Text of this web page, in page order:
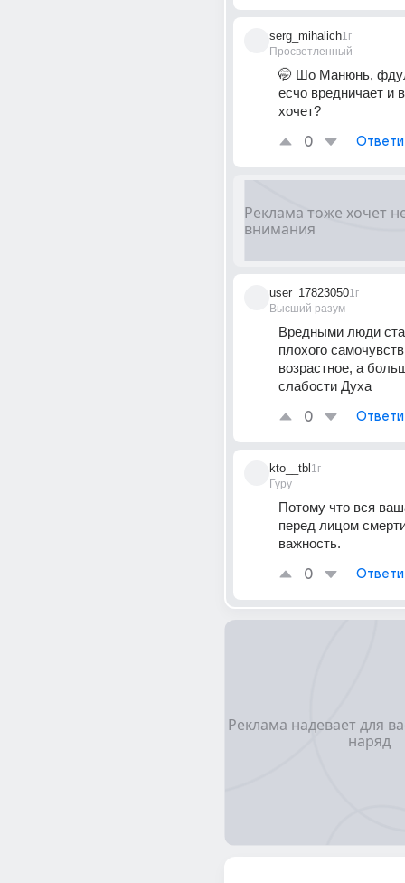
serg_mihalich
Просветленный
1г
🤭 Шо Манюнь,
есчо вредничает и
хочет?
0
user_17823050
Высший разум
1г
Вредными люди
плохого
возрастное, а
слабости Духа
0
kto__tbl
Гуру
1г
Потому что вся
перед лицом
важность.
0